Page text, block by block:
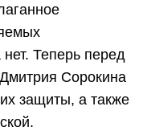
Теперь перед
Сорокина
защиты, а также